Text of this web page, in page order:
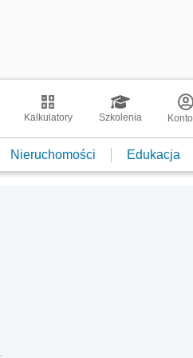
Kalkulatory Szkolenia Konto
Nieruchomości Edukacja